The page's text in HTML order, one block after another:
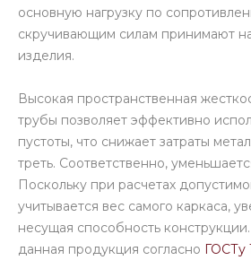
основную нагрузку по
скручивающим силам принимают
изделия.
Высокая пространственная
трубы позволяет эффективно
пустоты, что снижает затраты
треть. Соответственно,
Поскольку при расчетах
учитывается вес самого каркаса,
несущая способность
данная продукция согласно ГОСТу